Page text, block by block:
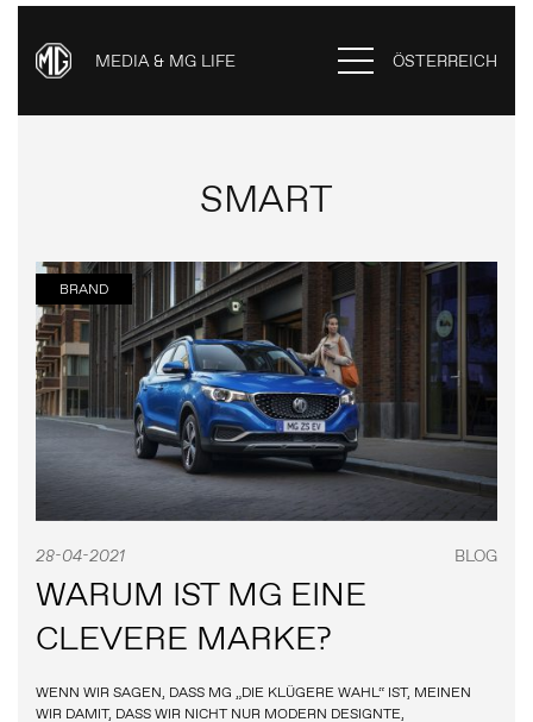
MEDIA & MG LIFE ÖSTERREICH
SMART
BRAND
28-04-2021 BLOG
WARUM IST MG EINE
CLEVERE MARKE?
WENN WIR SAGEN, DASS MG „DIE KLÜGERE WAHL“ IST, MEINEN
WIR DAMIT, DASS WIR NICHT NUR MODERN DESIGNTE,